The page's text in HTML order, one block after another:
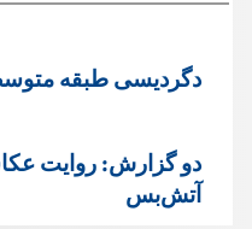
دگردیسی طبقه
دو گزارش: روایت
آتش‌بس